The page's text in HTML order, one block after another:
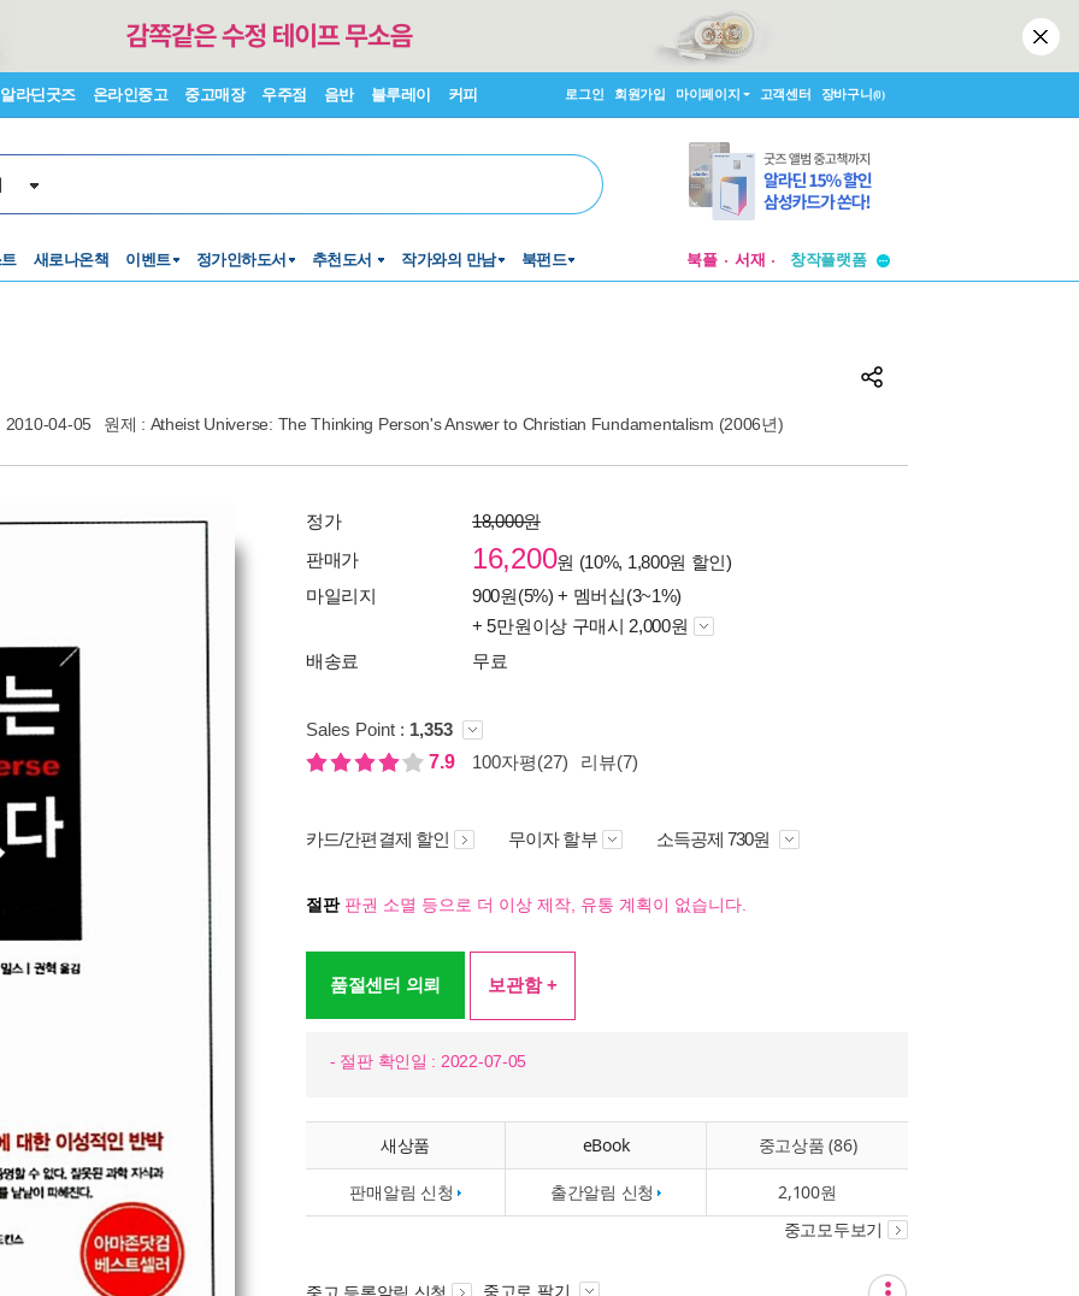
알라딘굿즈 온라인중고 중고매장 우주점 음반 블루레이 커피 로그인 회원가입 마이페이지 고객센터 장바구니(0)
새로나온책 이벤트 정가인하도서 추천도서 작가와의 만남 북펀드 북플 서재
창작플랫폼
2010-04-05 원제 : Atheist Universe: The Thinking Person's Answer to Christian Fundamentalism (2006년)
정가
18,000원
판매가
16,200원 (10%, 1,800원 할인)
마일리지
900원(5%) + 멤버십(3~1%)
+ 5만원이상 구매시 2,000원
배송료
무료
Sales Point : 1,353
7.9
100자평(27) 리뷰(7)
카드/간편결제 할인 무이자 할부 소득공제 730원
절판판권 소멸 등으로 더 이상 제작, 유통 계획이 없습니다.
품절센터 의뢰 보관함 +
- 절판 확인일 : 2022-07-05
새상품 eBook 중고상품 (86)
판매알림 신청 출간알림 신청 2,100원
중고모두보기
중고로 팔기